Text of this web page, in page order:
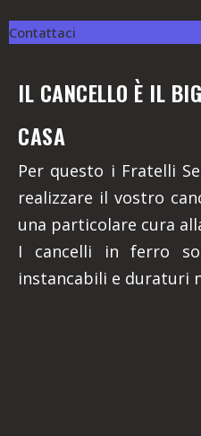
Contattaci
IL CANCELLO È IL
CASA
Per questo i Fratelli
realizzare il vostro
una particolare cura
I cancelli in ferro
instancabili e duraturi